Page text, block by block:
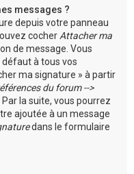
messages ?
depuis votre panneau
cocher Attacher ma
de message. Vous
à tous vos
ma signature » à partir
du forum -->
Par la suite, vous pourrez
ajoutée à un message
dans le formulaire